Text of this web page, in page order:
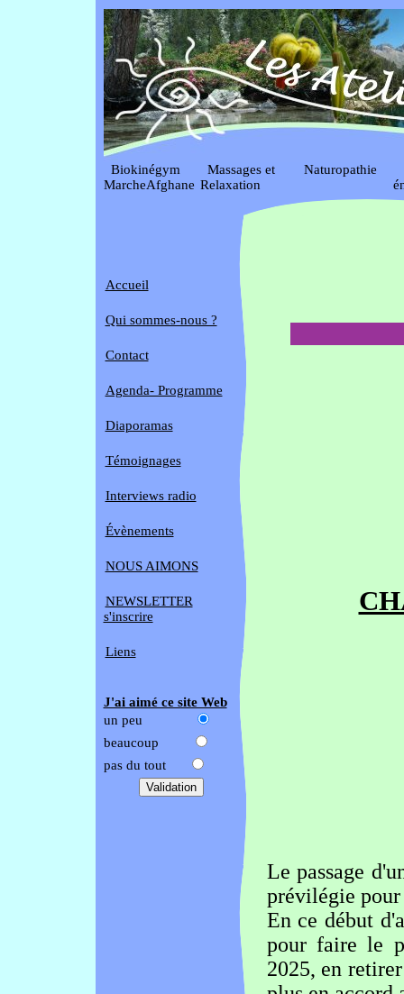
Biokinégym
MarcheAfghane
Massages et
Relaxation
Naturopathie
Accueil
Qui sommes-nous ?
Contact
Agenda- Programme
Diaporamas
Témoignages
Interviews radio
Évènements
NOUS AIMONS
NEWSLETTER
s'inscrire
Liens
J'ai aimé ce site Web
un peu
beaucoup
pas du tout
Le passage
prévilégie
En ce début
pour faire le
2025, en